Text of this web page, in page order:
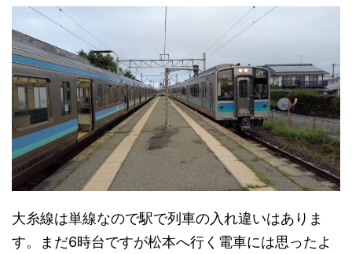
大糸線は単線なので駅で列車の入れ違いはありま
す。まだ6時台ですが松本へ行く電車には思ったよ